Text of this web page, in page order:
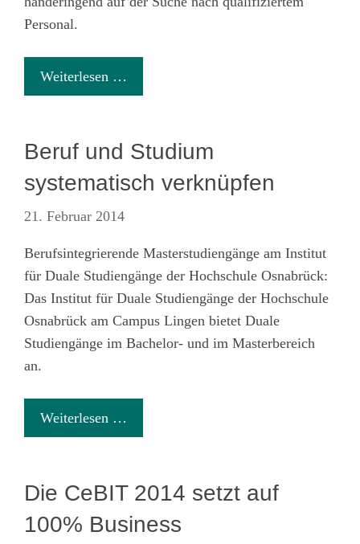
Personal.
Weiterlesen …
Beruf und Studium
systematisch verknüpfen
21. Februar 2014
Berufsintegrierende Masterstudiengänge am Institut
für Duale Studiengänge der Hochschule Osnabrück:
Das Institut für Duale Studiengänge der Hochschule
Osnabrück am Campus Lingen bietet Duale
Studiengänge im Bachelor- und im Masterbereich
an.
Weiterlesen …
Die CeBIT 2014 setzt auf
100% Business